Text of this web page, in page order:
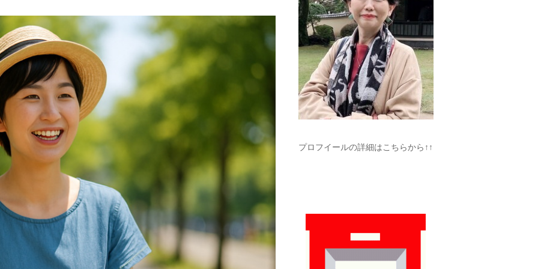
プロフイールの詳細はこちらから↑↑